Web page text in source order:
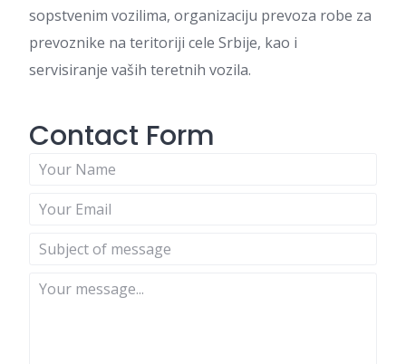
sopstvenim vozilima, organizaciju prevoza robe za
prevoznike na teritoriji cele Srbije, kao i
servisiranje vaših teretnih vozila.
Contact Form